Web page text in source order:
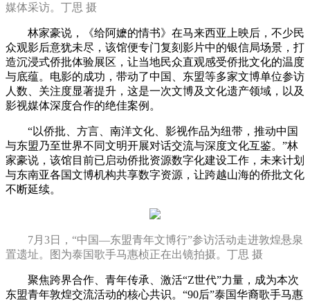
媒体采访。丁思 摄
林家豪说，《给阿嬷的情书》在马来西亚上映后，不少民
众观影后意犹未尽，该馆便专门复刻影片中的银信局场景，打
造沉浸式侨批体验展区，让当地民众直观感受侨批文化的温度
与底蕴。电影的成功，带动了中国、东盟等多家文博单位参访
人数、关注度显著提升，这是一次文博及文化遗产领域，以及
影视媒体深度合作的绝佳案例。
“以侨批、方言、南洋文化、影视作品为纽带，推动中国
与东盟乃至世界不同文明开展对话交流与深度文化互鉴。”林
家豪说，该馆目前已启动侨批资源数字化建设工作，未来计划
与东南亚各国文博机构共享数字资源，让跨越山海的侨批文化
不断延续。
7月3日，“中国—东盟青年文博行”参访活动走进敦煌悬泉
置遗址。图为泰国歌手马惠桢正在出镜拍摄。丁思 摄
聚焦跨界合作、青年传承、激活“Z世代”力量，成为本次
东盟青年敦煌交流活动的核心共识。“90后”泰国华裔歌手马惠